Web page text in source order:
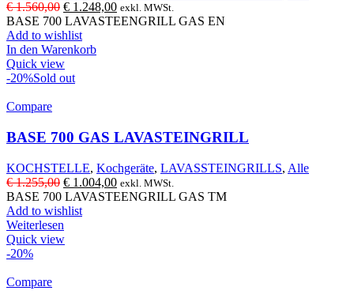
€1.560,00 Ursprünglicher
Preis
war:
€ 1.560,00
€ 1.248,00Aktueller
Preis
exkl. MWSt.
BASE 700 LAVASTEENGRILL GAS EN
Add to wishlist
In den Warenkorb
Quick view
-20%Sold out
Compare
BASE 700 GAS LAVASTEINGRILL
KOCHSTELLE, Kochgeräte, LAVASSTEINGRILLS, Alle
€1.255,00 Ursprünglicher
Preis
war:
€ 1.255,00
€ 1.004,00Aktueller
Preis
exkl. MWSt.
BASE 700 LAVASTEENGRILL GAS TM
Add to wishlist
Weiterlesen
Quick view
-20%
Compare